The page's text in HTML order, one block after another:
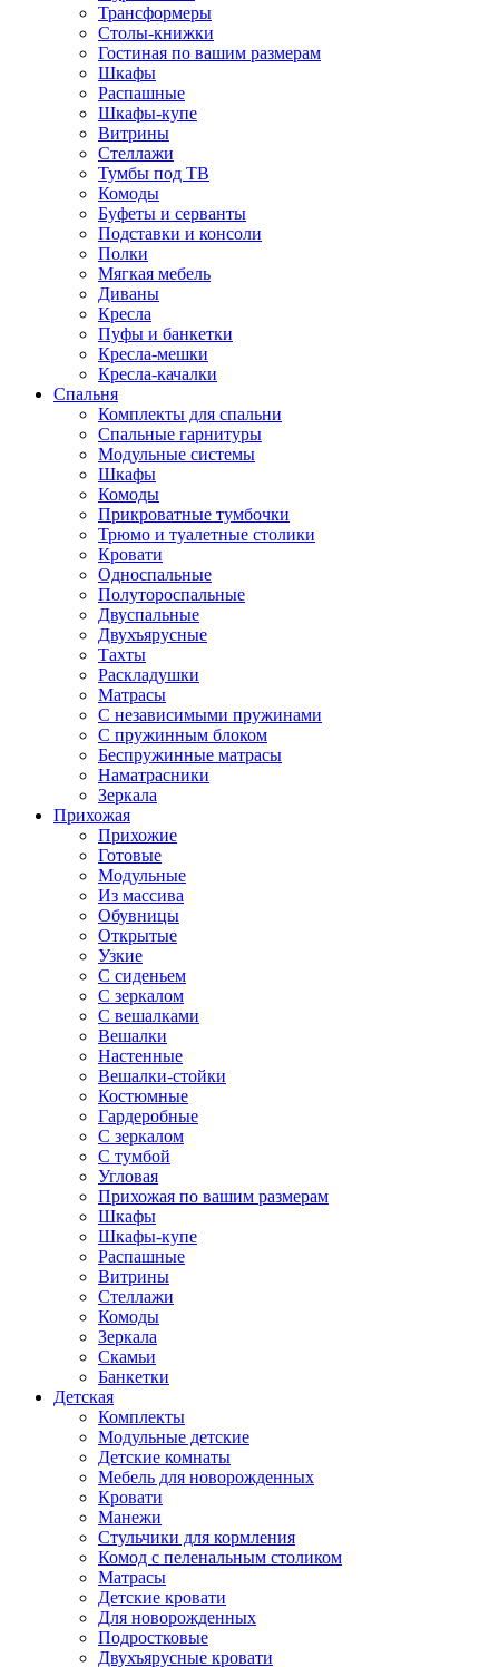
Трансформеры
Столы-книжки
Гостиная по вашим размерам
Шкафы
Распашные
Шкафы-купе
Витрины
Стеллажи
Тумбы под ТВ
Комоды
Буфеты и серванты
Подставки и консоли
Полки
Мягкая мебель
Диваны
Кресла
Пуфы и банкетки
Кресла-мешки
Кресла-качалки
Спальня
Комплекты для спальни
Спальные гарнитуры
Модульные системы
Шкафы
Комоды
Прикроватные тумбочки
Трюмо и туалетные столики
Кровати
Односпальные
Полутороспальные
Двуспальные
Двухъярусные
Тахты
Раскладушки
Матрасы
С независимыми пружинами
С пружинным блоком
Беспружинные матрасы
Наматрасники
Зеркала
Прихожая
Прихожие
Готовые
Модульные
Из массива
Обувницы
Открытые
Узкие
С сиденьем
С зеркалом
С вешалками
Вешалки
Настенные
Вешалки-стойки
Костюмные
Гардеробные
С зеркалом
С тумбой
Угловая
Прихожая по вашим размерам
Шкафы
Шкафы-купе
Распашные
Витрины
Стеллажи
Комоды
Зеркала
Скамьи
Банкетки
Детская
Комплекты
Модульные детские
Детские комнаты
Мебель для новорожденных
Кровати
Манежи
Стульчики для кормления
Комод с пеленальным столиком
Матрасы
Детские кровати
Для новорожденных
Подростковые
Двухъярусные кровати